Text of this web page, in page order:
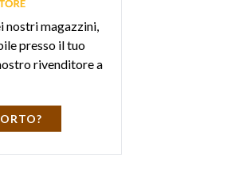
nostri magazzini,
presso il tuo
rivenditore a